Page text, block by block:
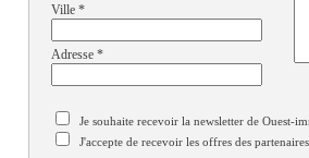
Ville *
Adresse *
Je souhaite recevoir la newsletter de Ouest-
J'accepte de recevoir les offres des